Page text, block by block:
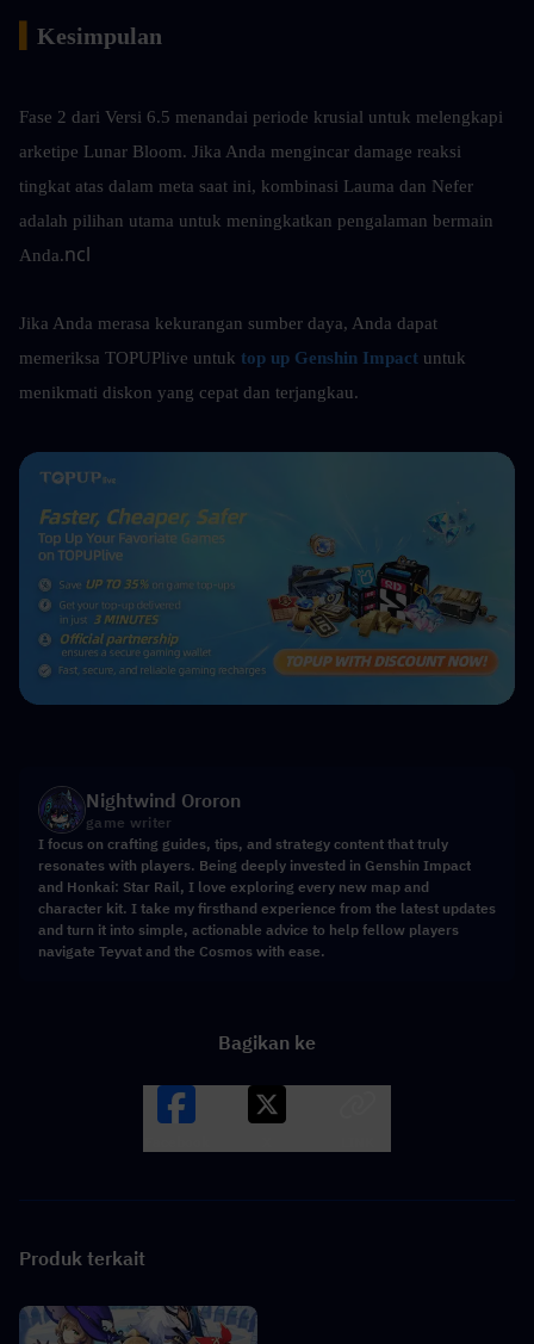
Kesimpulan
Fase 2 dari Versi 6.5 menandai periode krusial untuk melengkapi
arketipe Lunar Bloom. Jika Anda mengincar damage reaksi
tingkat atas dalam meta saat ini, kombinasi Lauma dan Nefer
adalah pilihan utama untuk meningkatkan pengalaman bermain
Anda.ncl
Jika Anda merasa kekurangan sumber daya, Anda dapat
memeriksa TOPUPlive untuk top up Genshin Impact untuk
menikmati diskon yang cepat dan terjangkau.
Nightwind Ororon
game writer
I focus on crafting guides, tips, and strategy content that truly
resonates with players. Being deeply invested in Genshin Impact
and Honkai: Star Rail, I love exploring every new map and
character kit. I take my firsthand experience from the latest updates
and turn it into simple, actionable advice to help fellow players
navigate Teyvat and the Cosmos with ease.
Bagikan ke
Produk terkait